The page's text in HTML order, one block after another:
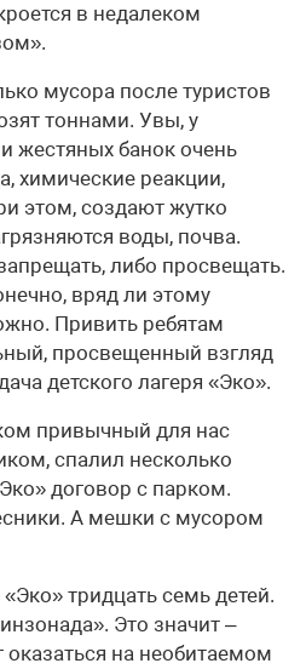
в недалеком
мусора после туристов
тоннами. Увы, у
жестяных банок очень
химические реакции,
этом, создают жутко
воды, почва.
либо просвещать.
вряд ли этому
Привить ребятам
просвещенный взгляд
детского лагеря «Эко».
привычный для нас
спалил несколько
договор с парком.
А мешки с мусором
тридцать семь детей.
Это значит –
оказаться на необитаемом